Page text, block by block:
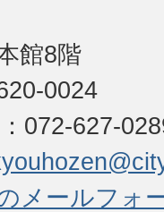
館8階
0024
：072-627-
メールフォ